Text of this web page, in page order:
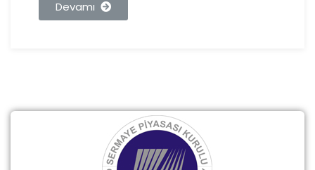
Devamı